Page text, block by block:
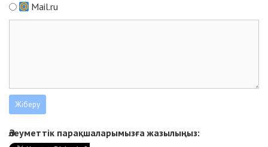
Mail.ru
Әлеуметтік парақшаларымызға жазылыңыз: